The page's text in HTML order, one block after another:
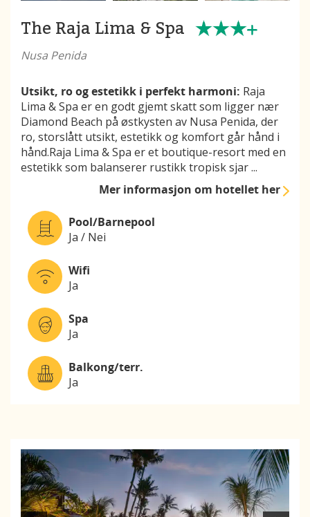
The Raja Lima & Spa
Nusa Penida
Utsikt, ro og estetikk i perfekt harmoni: Raja
Lima & Spa er en godt gjemt skatt som ligger nær
Diamond Beach på østkysten av Nusa Penida, der
ro, storslått utsikt, estetikk og komfort går hånd i
hånd.Raja Lima & Spa er et boutique-resort med en
estetikk som balanserer rustikk tropisk sjar...
Mer informasjonom hotellet her
Pool/Barnepool
Ja / Nei
Wifi
Ja
Spa
Ja
Balkong/terr.
Ja